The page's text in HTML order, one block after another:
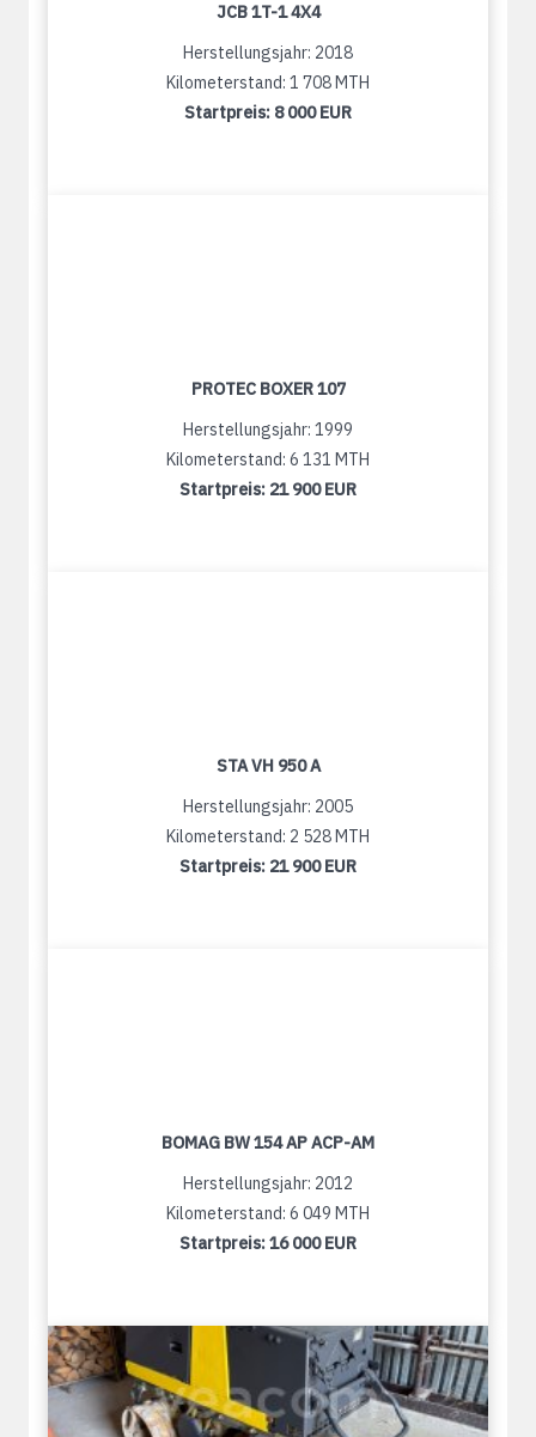
JCB 1T-1 4X4
Herstellungsjahr: 2018
Kilometerstand: 1 708 MTH
Startpreis: 8 000 EUR
PROTEC BOXER 107
Herstellungsjahr: 1999
Kilometerstand: 6 131 MTH
Startpreis: 21 900 EUR
STA VH 950 A
Herstellungsjahr: 2005
Kilometerstand: 2 528 MTH
Startpreis: 21 900 EUR
BOMAG BW 154 AP ACP-AM
Herstellungsjahr: 2012
Kilometerstand: 6 049 MTH
Startpreis:16 000 EUR